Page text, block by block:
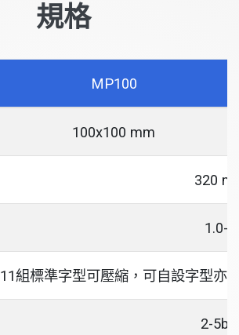
規格
MP100
100x100 mm
320
1.0-
11組標準字型可壓縮，可自設字型亦
2-